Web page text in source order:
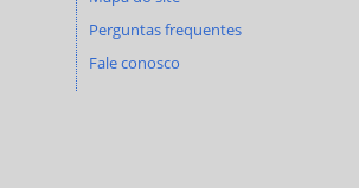
Perguntas frequentes
Fale conosco